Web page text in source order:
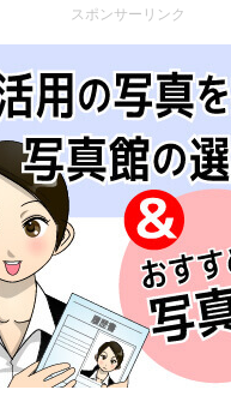
スポンサーリンク